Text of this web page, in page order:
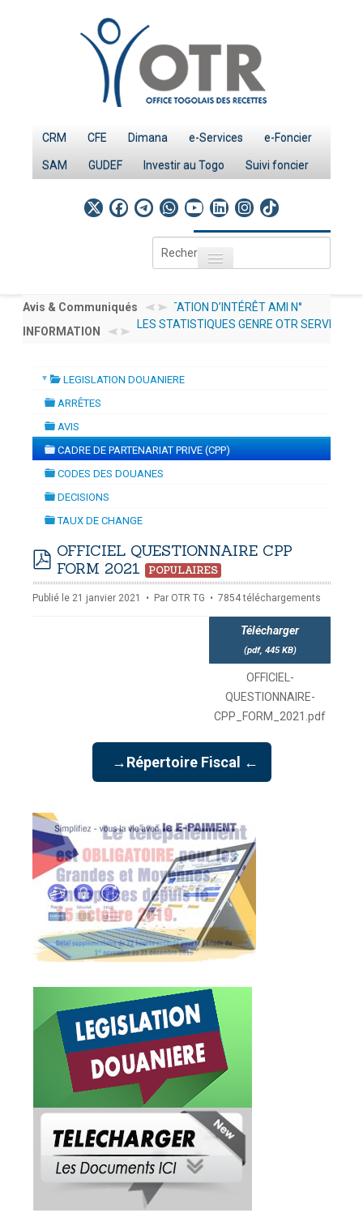
CRM CFE Dimana e-Services e-Foncier
SAM GUDEF Investir au Togo Suivi foncier
Rechercher
Toggle navigation
Page d'Accueil
CADASTRE &
DOCUMENTATION
Toute la Documentation
CONTACT
Avis & CommuniquésD’INTÉRÊT AMI N°
OTR/CG/PRMP/CGMaP POUR LE RECRUTEMENT
LA DYNAMISATION-mardi, 14 juillet 2026 10:30
AVIS AUX
012/2026/OTR/
INFORMATION
LES STATISTIQUES GENRE OTR SERVICES
▼ LEGISLATION DOUANIERE
ARRÊTES
folder
AVIS
folder
CADRE DE PARTENARIAT PRIVE (CPP)
CODES DES DOUANES
DECISIONS
TAUX DE CHANGE
pdf
OFFICIEL QUESTIONNAIRE CPP
FORM 2021
POPULAIRES
Publié le 21 janvier 2021 Par OTR TG 7854 téléchargements
Télécharger
(pdf, 445 KB)
OFFICIEL-
QUESTIONNAIRE-
CPP_FORM_2021.pdf
→Répertoire Fiscal ←